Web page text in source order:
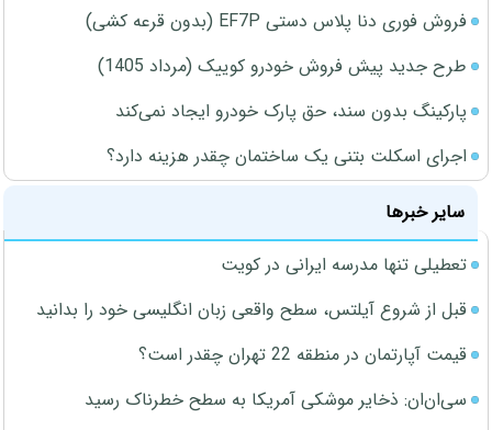
فروش فوری دنا پلاس دستی EF7P (بدون قرعه کشی)
طرح جدید پیش فروش خودرو کوییک (مرداد 1405)
پارکینگ بدون سند، حق پارک خودرو ایجاد نمی‌کند
اجرای اسکلت بتنی یک ساختمان چقدر هزینه دارد؟
سایر خبرها
تعطیلی تنها مدرسه ایرانی در کویت
قبل از شروع آیلتس، سطح واقعی زبان انگلیسی خود را بدانید
قیمت آپارتمان در منطقه 22 تهران چقدر است؟
سی‌ان‌ان: ذخایر موشکی آمریکا به سطح خطرناک رسید